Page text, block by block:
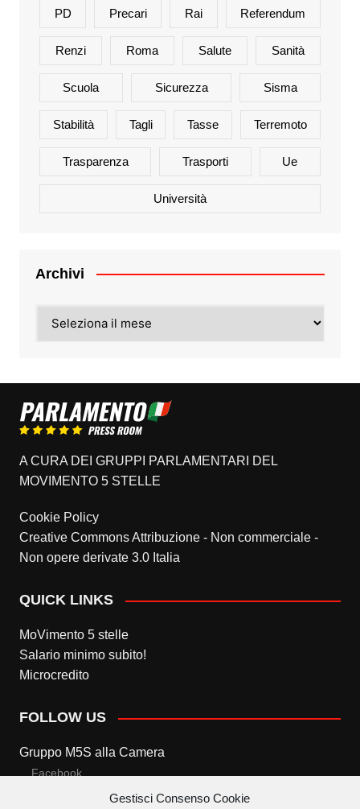
Gestisci Consenso Cookie
PD Precari Rai Referendum
Renzi Roma Salute Sanità
Scuola Sicurezza Sisma
Stabilità Tagli Tasse Terremoto
Trasparenza Trasporti Ue
Università
Archivi
A CURA DEI GRUPPI PARLAMENTARI DEL
MOVIMENTO 5 STELLE
Cookie Policy
Creative Commons Attribuzione - Non commerciale -
Non opere derivate 3.0 Italia
QUICK LINKS
MoVimento 5 stelle
Salario minimo subito!
Microcredito
FOLLOW US
Gruppo M5S alla Camera
Facebook